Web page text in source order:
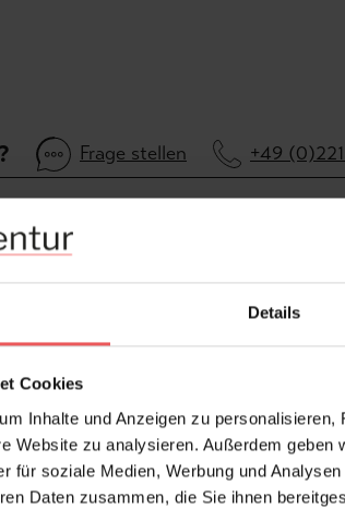
Details
Cookies
Inhalte und Anzeigen zu
Website zu analysieren. Außerdem
für soziale Medien, Werbung und
Daten zusammen, die Sie ihnen
Frage stellen +49